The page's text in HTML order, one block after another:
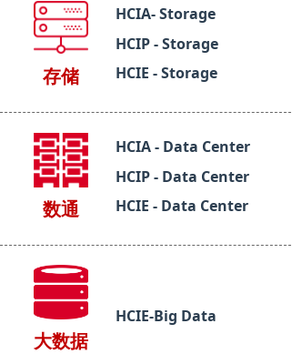
存储
HCIA- Storage
HCIP - Storage
HCIE - Storage
数通
HCIA - Data Center
HCIP - Data Center
HCIE - Data Center
大数据
HCIE-Big Data